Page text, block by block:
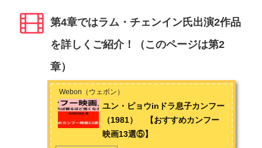
第4章ではラム・チェンイン氏出演2作品
を詳しくご紹介！（このページは第2
章）
Webon（ウェボン）
ユン・ピョウinドラ息子カンフー
（1981） 【おすすめカンフー
映画13選⑤】